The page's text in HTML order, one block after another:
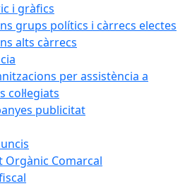
i gràfics
grups polítics i càrrecs electes
alts càrrecs
per assistència a
col·legiats
publicitat
Orgànic Comarcal